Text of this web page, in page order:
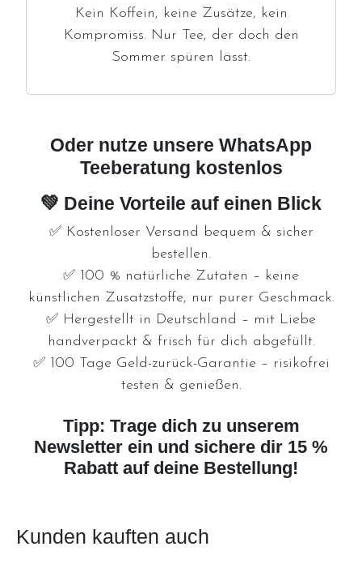
Kein Koffein, keine Zusätze, kein
Kompromiss. Nur Tee, der doch den
Sommer spüren lässt.
Oder nutze unsere WhatsApp
Teeberatung kostenlos
💚 Deine Vorteile auf einen Blick
✅ Kostenloser Versand
bequem & sicher
bestellen.
✅ 100 % natürliche Zutaten – keine
künstlichen Zusatzstoffe, nur purer Geschmack.
✅ Hergestellt in Deutschland – mit Liebe
handverpackt & frisch für dich abgefüllt.
✅ 100 Tage Geld-zurück-Garantie – risikofrei
testen & genießen.
Tipp: Trage dich zu unserem
Newsletter ein und sichere dir 15 %
Rabatt auf deine Bestellung!
Kunden kauften auch